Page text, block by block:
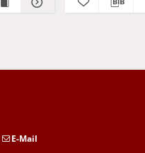
E-Mail